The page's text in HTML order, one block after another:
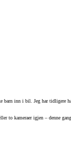
inn i bil. Jeg har
to kameraer igjen – denne